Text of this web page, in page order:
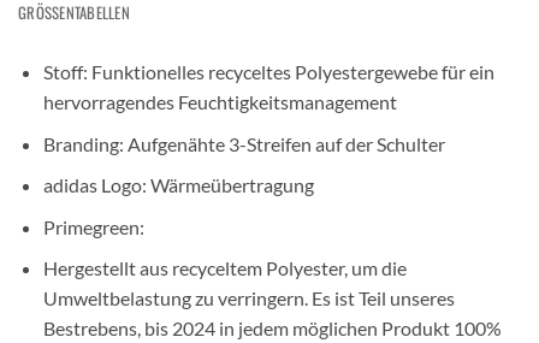
GRÖSSENTABELLEN
Stoff: Funktionelles recyceltes Polyestergewebe für ein
hervorragendes Feuchtigkeitsmanagement
Branding: Aufgenähte 3-Streifen auf der Schulter
adidas Logo: Wärmeübertragung
Primegreen:
Hergestellt aus recyceltem Polyester, um die
Umweltbelastung zu verringern. Es ist Teil unseres
Bestrebens, bis 2024 in jedem möglichen Produkt 100%